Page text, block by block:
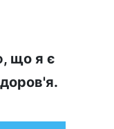
що я є